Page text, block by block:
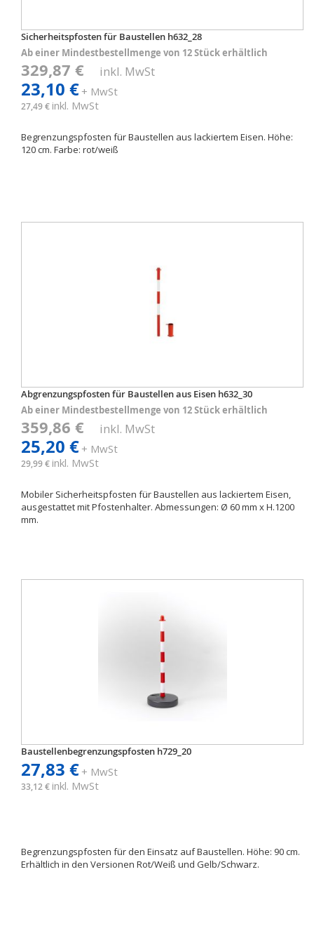
Sicherheitspfosten für Baustellen h632_28
Ab einer Mindestbestellmenge von 12 Stück erhältlich
329,87 € inkl. MwSt
23,10 €+ MwSt
27,49 € inkl. MwSt
Begrenzungspfosten für Baustellen aus lackiertem Eisen. Höhe:
120 cm. Farbe: rot/weiß
Abgrenzungspfosten für Baustellen aus Eisen h632_30
Ab einer Mindestbestellmenge von 12 Stück erhältlich
359,86 € inkl. MwSt
25,20 €+ MwSt
29,99 € inkl. MwSt
Mobiler Sicherheitspfosten für Baustellen aus lackiertem Eisen,
ausgestattet mit Pfostenhalter. Abmessungen: Ø 60 mm x H.1200
mm.
Baustellenbegrenzungspfosten h729_20
27,83 €+ MwSt
33,12 € inkl. MwSt
Begrenzungspfosten für den Einsatz auf Baustellen. Höhe: 90 cm.
Erhältlich in den Versionen Rot/Weiß und Gelb/Schwarz.